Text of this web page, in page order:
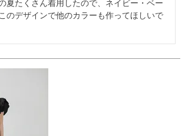
夏たくさん着用したので、ネイビー・ベー
のデザインで他のカラーも作ってほしいで